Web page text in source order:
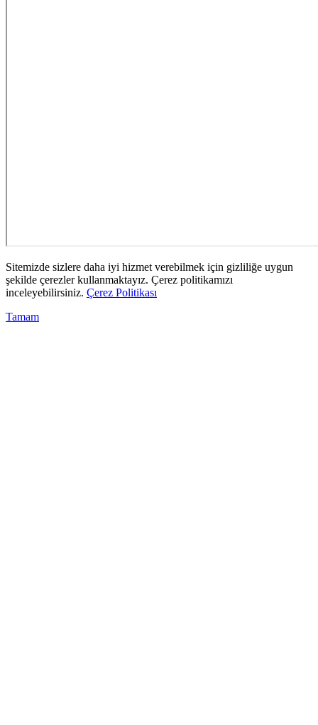
Sitemizde sizlere daha iyi hizmet verebilmek için gizliliğe uygun
şekilde çerezler kullanmaktayız. Çerez politikamızı
inceleyebilirsiniz. Çerez Politikası
Tamam